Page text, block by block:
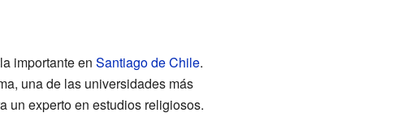
importante en Santiago de Chile.
una de las universidades más
un experto en estudios religiosos.